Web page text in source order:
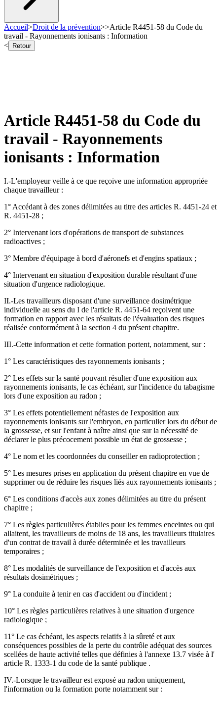
Accueil>Droit de la prévention>>Article R4451-58 du Code du
travail - Rayonnements ionisants : Information
<
Retour
Article R4451-58 du Code du
travail - Rayonnements
ionisants : Information
I.-L'employeur veille à ce que reçoive une information appropriée
chaque travailleur :
1° Accédant à des zones délimitées au titre des articles R. 4451-24 et
R. 4451-28 ;
2° Intervenant lors d'opérations de transport de substances
radioactives ;
3° Membre d'équipage à bord d'aéronefs et d'engins spatiaux ;
4° Intervenant en situation d'exposition durable résultant d'une
situation d'urgence radiologique.
II.-Les travailleurs disposant d'une surveillance dosimétrique
individuelle au sens du I de l'article R. 4451-64 reçoivent une
formation en rapport avec les résultats de l'évaluation des risques
réalisée conformément à la section 4 du présent chapitre.
III.-Cette information et cette formation portent, notamment, sur :
1° Les caractéristiques des rayonnements ionisants ;
2° Les effets sur la santé pouvant résulter d'une exposition aux
rayonnements ionisants, le cas échéant, sur l'incidence du tabagisme
lors d'une exposition au radon ;
3° Les effets potentiellement néfastes de l'exposition aux
rayonnements ionisants sur l'embryon, en particulier lors du début de
la grossesse, et sur l'enfant à naître ainsi que sur la nécessité de
déclarer le plus précocement possible un état de grossesse ;
4° Le nom et les coordonnées du conseiller en radioprotection ;
5° Les mesures prises en application du présent chapitre en vue de
supprimer ou de réduire les risques liés aux rayonnements ionisants ;
6° Les conditions d'accès aux zones délimitées au titre du présent
chapitre ;
7° Les règles particulières établies pour les femmes enceintes ou qui
allaitent, les travailleurs de moins de 18 ans, les travailleurs titulaires
d'un contrat de travail à durée déterminée et les travailleurs
temporaires ;
8° Les modalités de surveillance de l'exposition et d'accès aux
résultats dosimétriques ;
9° La conduite à tenir en cas d'accident ou d'incident ;
10° Les règles particulières relatives à une situation d'urgence
radiologique ;
11° Le cas échéant, les aspects relatifs à la sûreté et aux
conséquences possibles de la perte du contrôle adéquat des sources
scellées de haute activité telles que définies à l'annexe 13.7 visée à l'
article R. 1333-1 du code de la santé publique .
IV.-Lorsque le travailleur est exposé au radon uniquement,
l'information ou la formation porte notamment sur :